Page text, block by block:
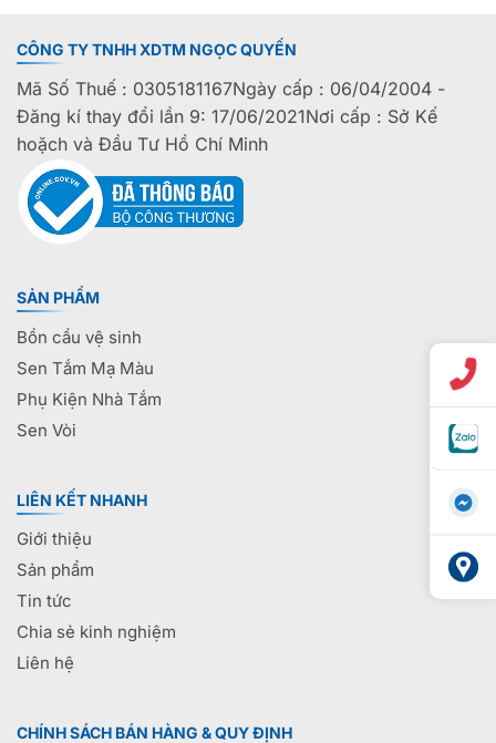
CÔNG TY TNHH XDTM NGỌC QUYẾN
Mã Số Thuế : 0305181167Ngày cấp : 06/04/2004 -
Đăng kí thay đổi lần 9: 17/06/2021Nơi cấp : Sở Kế
hoặch và Đầu Tư Hồ Chí Minh
SẢN PHẨM
Bồn cầu vệ sinh
Sen Tắm Mạ Màu
Phụ Kiện Nhà Tắm
Sen Vòi
LIÊN KẾT NHANH
Giới thiệu
Sản phẩm
Tin tức
Chia sẻ kinh nghiệm
Liên hệ
CHÍNH SÁCH BÁN HÀNG & QUY ĐỊNH